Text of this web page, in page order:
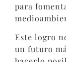
para
Este logro
un futuro